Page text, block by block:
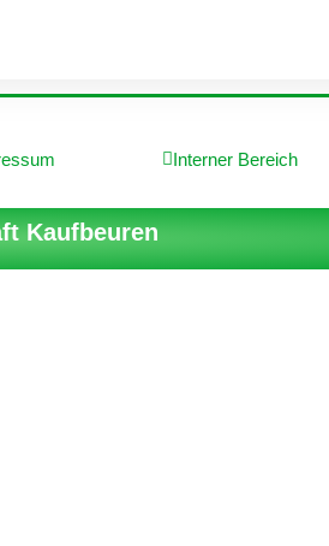
Interner Bereich
Kaufbeuren